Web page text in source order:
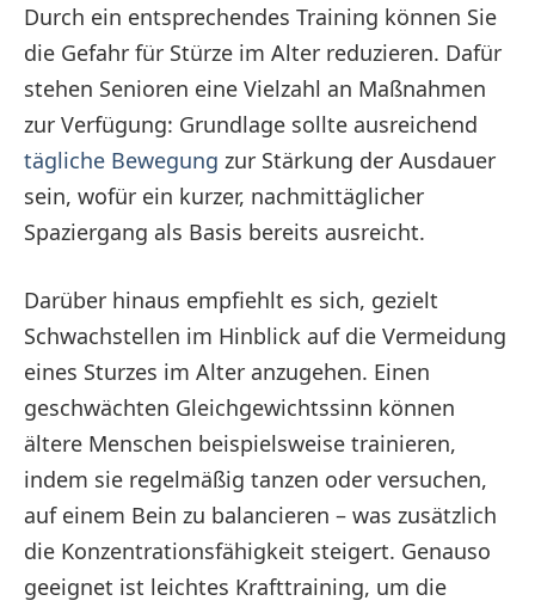
Durch ein entsprechendes Training können Sie
die Gefahr für Stürze im Alter reduzieren. Dafür
stehen Senioren eine Vielzahl an Maßnahmen
zur Verfügung: Grundlage sollte ausreichend
tägliche Bewegung zur Stärkung der Ausdauer
sein, wofür ein kurzer, nachmittäglicher
Spaziergang als Basis bereits ausreicht.
Darüber hinaus empfiehlt es sich, gezielt
Schwachstellen im Hinblick auf die Vermeidung
eines Sturzes im Alter anzugehen. Einen
geschwächten Gleichgewichtssinn können
ältere Menschen beispielsweise trainieren,
indem sie regelmäßig tanzen oder versuchen,
auf einem Bein zu balancieren – was zusätzlich
die Konzentrationsfähigkeit steigert. Genauso
geeignet ist leichtes Krafttraining, um die